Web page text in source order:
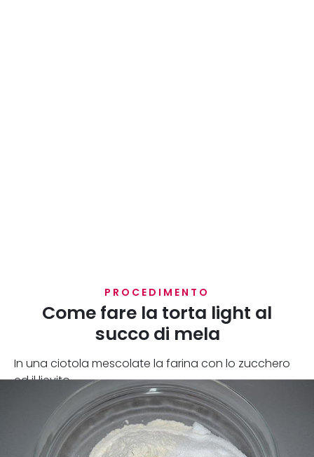
PROCEDIMENTO
Come fare la torta light al
succo di mela
In una ciotola mescolate la farina con lo zucchero
ed il lievito